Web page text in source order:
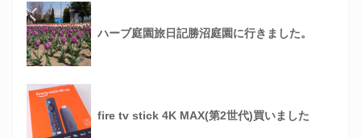
ハーブ庭園旅日記勝沼庭園に行きました。
fire tv stick 4K MAX(第2世代)買いました